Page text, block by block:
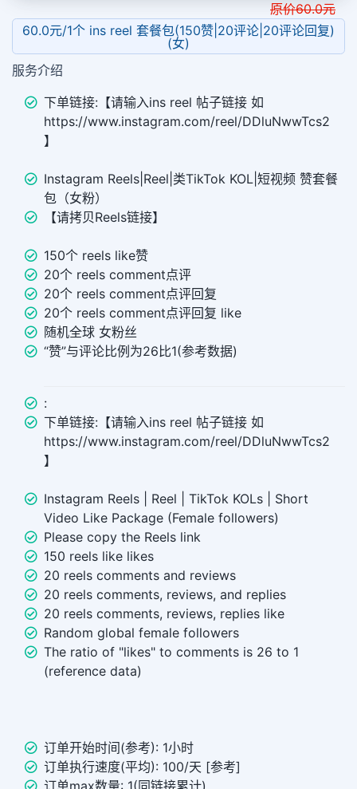
原价60.0元
60.0元/1个 ins reel 套餐包(150赞|20评论|20评论回复)
(女)
服务介绍
下单链接:【请输入ins reel 帖子链接 如
https://www.instagram.com/reel/DDluNwwTcs2
】
Instagram Reels|Reel|类TikTok KOL|短视频 赞套餐
包（女粉）
【请拷贝Reels链接】
150个 reels like赞
20个 reels comment点评
20个 reels comment点评回复
20个 reels comment点评回复 like
随机全球 女粉丝
“赞”与评论比例为26比1(参考数据)
:
下单链接:【请输入ins reel 帖子链接 如
https://www.instagram.com/reel/DDluNwwTcs2
】
Instagram Reels | Reel | TikTok KOLs | Short
Video Like Package (Female followers)
Please copy the Reels link
150 reels like likes
20 reels comments and reviews
20 reels comments, reviews, and replies
20 reels comments, reviews, replies like
Random global female followers
The ratio of "likes" to comments is 26 to 1
(reference data)
订单开始时间(参考): 1小时
订单执行速度(平均): 100/天 [参考]